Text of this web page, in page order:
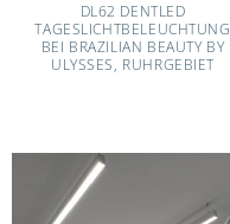
DL62 DENTLED
TAGESLICHTBELEUCHTUNG
BEI BRAZILIAN BEAUTY BY
ULYSSES, RUHRGEBIET